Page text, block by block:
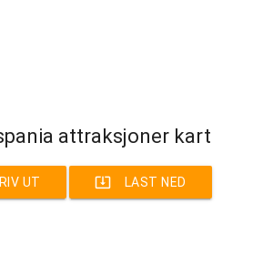
attraksjoner kart
UT system_update_alt LAST NED